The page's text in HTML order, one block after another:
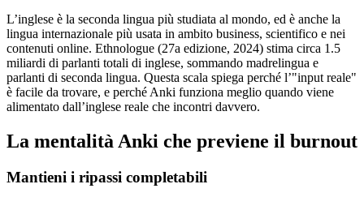
L’inglese è la seconda lingua più studiata al mondo, ed è anche la
lingua internazionale più usata in ambito business, scientifico e nei
contenuti online. Ethnologue (27a edizione, 2024) stima circa 1.5
miliardi di parlanti totali di inglese, sommando madrelingua e
parlanti di seconda lingua. Questa scala spiega perché l’"input reale"
è facile da trovare, e perché Anki funziona meglio quando viene
alimentato dall’inglese reale che incontri davvero.
La mentalità Anki che previene il burnout
Mantieni i ripassi completabili